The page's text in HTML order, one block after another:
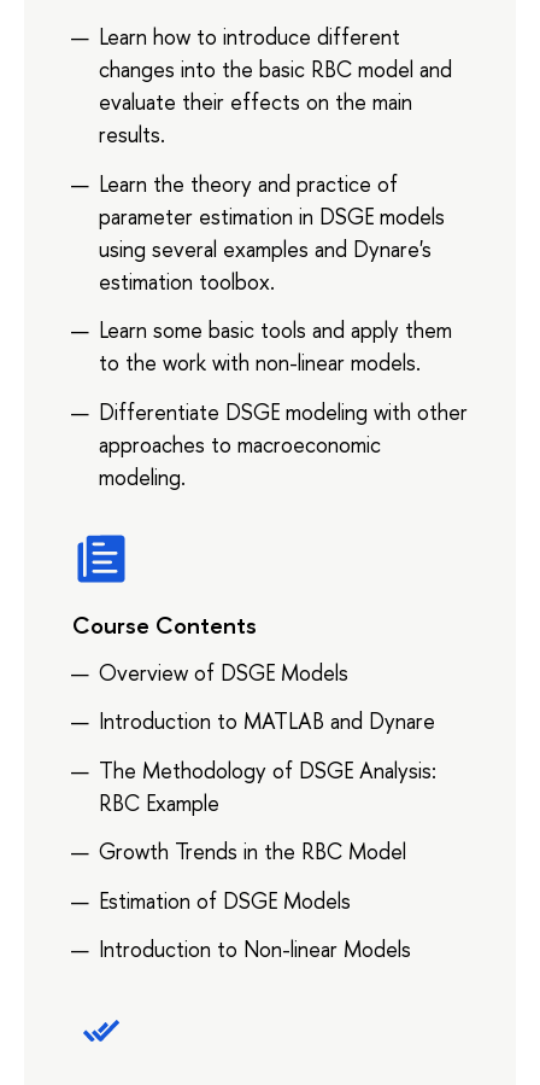
Learn how to introduce different
changes into the basic RBC model and
evaluate their effects on the main
results.
Learn the theory and practice of
parameter estimation in DSGE models
using several examples and Dynare's
estimation toolbox.
Learn some basic tools and apply them
to the work with non-linear models.
Differentiate DSGE modeling with other
approaches to macroeconomic
modeling.
Course Contents
Overview of DSGE Models
Introduction to MATLAB and Dynare
The Methodology of DSGE Analysis:
RBC Example
Growth Trends in the RBC Model
Estimation of DSGE Models
Introduction to Non-linear Models